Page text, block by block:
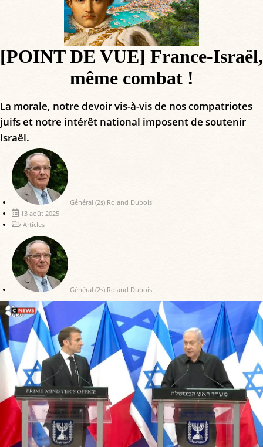
[POINT DE VUE] France-Israël,
même combat !
La morale, notre devoir vis-à-vis de nos compatriotes
juifs et notre intérêt national imposent de soutenir
Israël.
Général (2s) Roland Dubois
13 août 2025
Articles
Général (2s) Roland Dubois